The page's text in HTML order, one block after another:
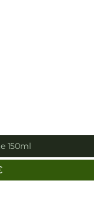
150ml